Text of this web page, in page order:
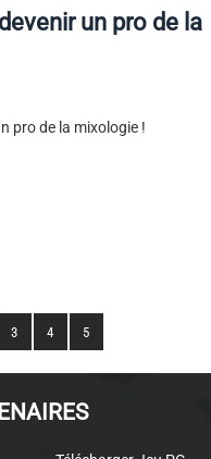
un pro de la
pro de la mixologie !
3 4 5